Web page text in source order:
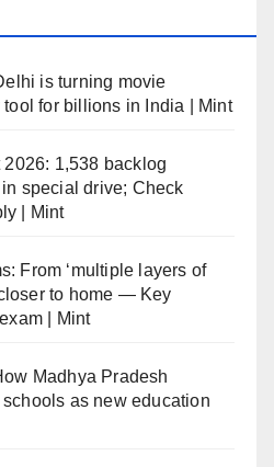
is turning movie
for billions in India | Mint
1,538 backlog
special drive; Check
| Mint
From ‘multiple layers of
to home — Key
| Mint
Madhya Pradesh
as new education